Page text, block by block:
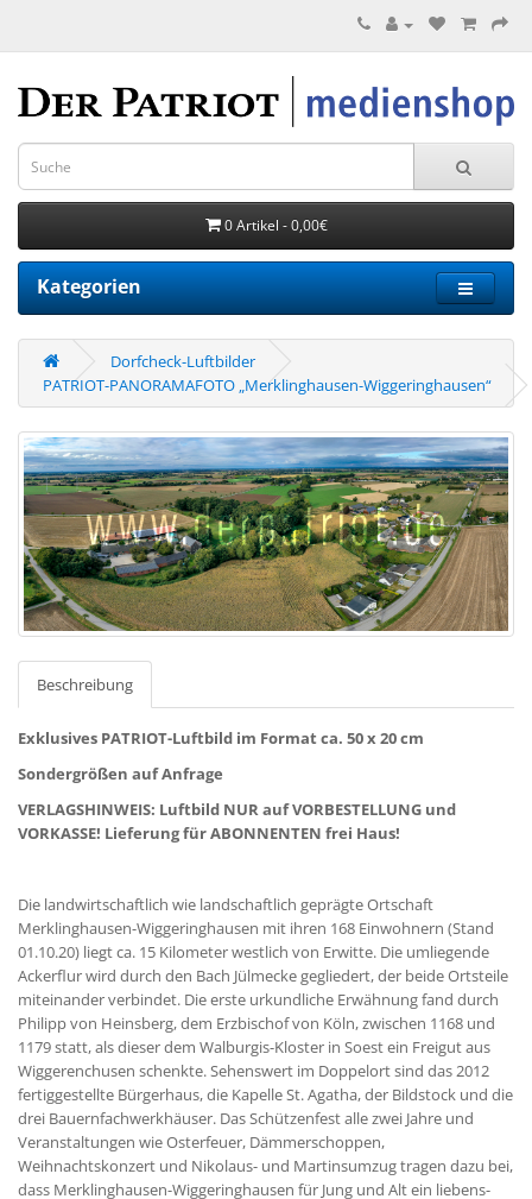
0 Artikel - 0,00€
Kategorien
Dorfcheck-Luftbilder
PATRIOT-PANORAMAFOTO „Merklinghausen-Wiggeringhausen“
Beschreibung
Exklusives PATRIOT-Luftbild im Format ca. 50 x 20 cm
Sondergrößen auf Anfrage
VERLAGSHINWEIS: Luftbild NUR auf VORBESTELLUNG und
VORKASSE! Lieferung für ABONNENTEN frei Haus!
Die landwirtschaftlich wie landschaftlich geprägte Ortschaft
Merklinghausen-Wiggeringhausen mit ihren 168 Einwohnern (Stand
01.10.20) liegt ca. 15 Kilometer westlich von Erwitte. Die umliegende
Ackerflur wird durch den Bach Jülmecke gegliedert, der beide Ortsteile
miteinander verbindet. Die erste urkundliche Erwähnung fand durch
Philipp von Heinsberg, dem Erzbischof von Köln, zwischen 1168 und
1179 statt, als dieser dem Walburgis-Kloster in Soest ein Freigut aus
Wiggerenchusen schenkte. Sehenswert im Doppelort sind das 2012
fertiggestellte Bürgerhaus, die Kapelle St. Agatha, der Bildstock und die
drei Bauernfachwerkhäuser. Das Schützenfest alle zwei Jahre und
Veranstaltungen wie Osterfeuer, Dämmerschoppen,
Weihnachtskonzert und Nikolaus- und Martinsumzug tragen dazu bei,
dass Merklinghausen-Wiggeringhausen für Jung und Alt ein liebens-